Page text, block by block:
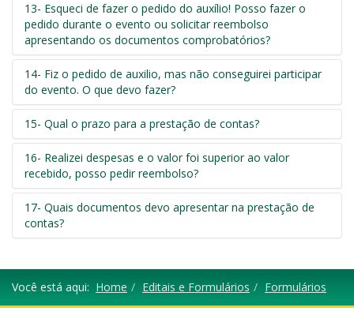
13- Esqueci de fazer o pedido do auxílio! Posso fazer o
pedido durante o evento ou solicitar reembolso
apresentando os documentos comprobatórios?
14- Fiz o pedido de auxilio, mas não conseguirei participar
do evento. O que devo fazer?
15- Qual o prazo para a prestação de contas?
16- Realizei despesas e o valor foi superior ao valor
recebido, posso pedir reembolso?
17- Quais documentos devo apresentar na prestação de
contas?
Você está aqui: Home Editais e Formulários Formulários